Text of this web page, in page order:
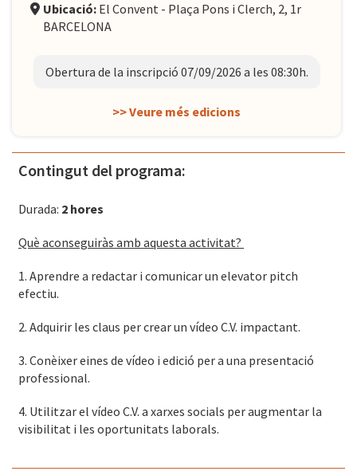
Ubicació: El Convent - Plaça Pons i Clerch, 2, 1r
BARCELONA
Obertura de la inscripció 07/09/2026 a les 08:30h.
>> Veure més edicions
Contingut del programa:
Durada: 2 hores
Què aconseguiràs amb aquesta activitat?
1. Aprendre a redactar i comunicar un elevator pitch
efectiu.
2. Adquirir les claus per crear un vídeo C.V. impactant.
3. Conèixer eines de vídeo i edició per a una presentació
professional.
4. Utilitzar el vídeo C.V. a xarxes socials per augmentar la
visibilitat i les oportunitats laborals.